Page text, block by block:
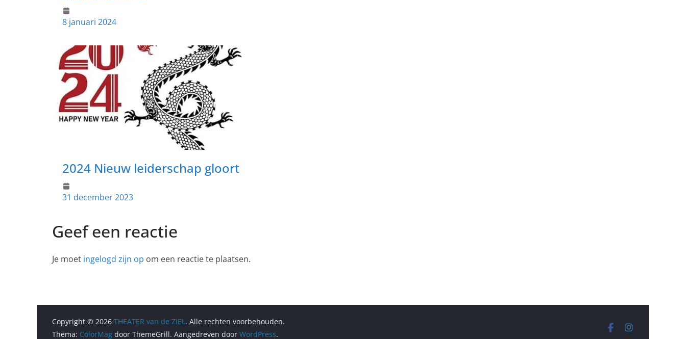
8 januari 2024
2024 Nieuw leiderschap gloort
31 december 2023
Geef een reactie
Je moet ingelogd zijn op om een reactie te plaatsen.
Copyright © 2026 THEATER van de ZIEL. Alle rechten voorbehouden.
Thema: ColorMag door ThemeGrill. Aangedreven door WordPress.